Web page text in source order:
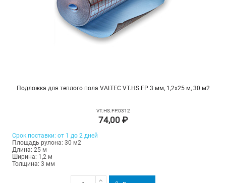
Подложка для теплого пола VALTEC VT.HS.FP 3 мм, 1,2х25 м, 30 м2
VT.HS.FP.0312
74,00 ₽
Срок поставки: от 1 до 2 дней
Площадь рулона: 30 м2
Длина: 25 м
Ширина: 1,2 м
Толщина: 3 мм